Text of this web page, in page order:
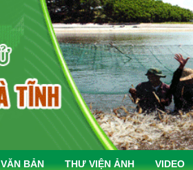
VĂN BẢN THƯ VIỆN ẢNH VIDEO